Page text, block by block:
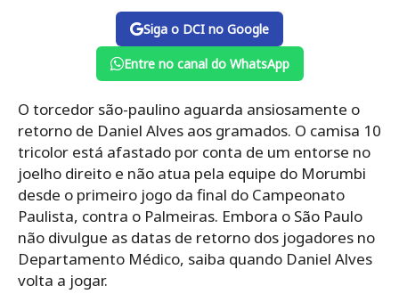
Siga o DCI no Google
Entre no canal do WhatsApp
O torcedor são-paulino aguarda ansiosamente o
retorno de Daniel Alves aos gramados. O camisa 10
tricolor está afastado por conta de um entorse no
joelho direito e não atua pela equipe do Morumbi
desde o primeiro jogo da final do Campeonato
Paulista, contra o Palmeiras. Embora o São Paulo
não divulgue as datas de retorno dos jogadores no
Departamento Médico, saiba quando Daniel Alves
volta a jogar.